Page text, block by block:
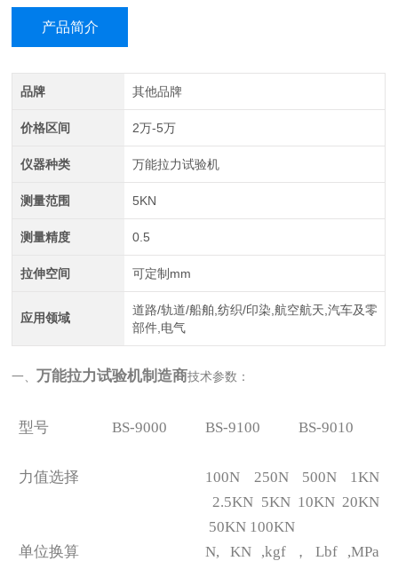
产品简介
品牌 其他品牌
价格区间 2万-5万
仪器种类 万能拉力试验机
测量范围 5KN
测量精度 0.5
拉伸空间 可定制mm
应用领域
道路/轨道/船舶,纺织/印染,航空航天,汽车及零
部件,电气
一、 万能拉力试验机制造商技术参数：
型号 BS-9000 BS-9100 BS-9010
力值选择
100N 250N 500N 1KN
2.5KN 5KN 10KN 20KN
50KN 100KN
单位换算
N, KN ,kgf，Lbf ,MPa